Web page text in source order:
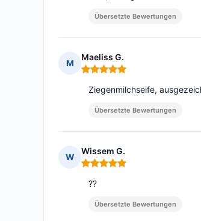
Übersetzte Bewertungen
M
Maeliss G.
Hinweis: 5 von 5
Ziegenmilchseife,
Übersetzte Bewertungen
W
Wissem G.
Hinweis: 5 von 5
??
Übersetzte Bewertungen